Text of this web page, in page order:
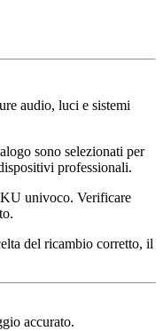
audio, luci e sistemi
sono selezionati per
professionali.
univoco. Verificare
del ricambio corretto, il
accurato.